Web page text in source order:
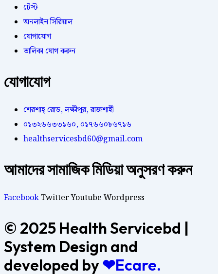
টেস্ট
অনলাইন সিরিয়াল
যোগাযোগ
তালিকা যোগ করুন
যোগাযোগ
শেরশাহ্ রোড, লক্ষীপুর, রাজশাহী
০১৩২৬৬৩৩১৬০, ০১৭৬৬০৮৬৭১৬
healthservicesbd60@gmail.com
আমাদের সামাজিক মিডিয়া অনুসরণ করুন
FacebookTwitterYoutube Wordpress
© 2025 Health Servicebd |
System Design and
developed by❤Ecare.